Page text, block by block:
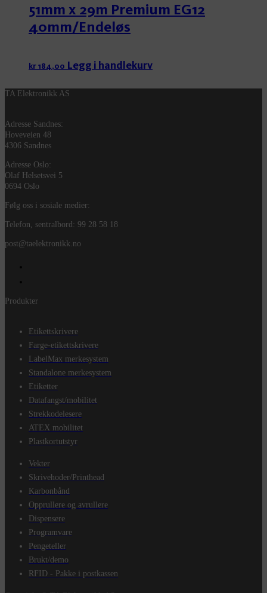
51mm x 29m Premium EG12
40mm/Endeløs
kr184,00 Legg i handlekurv
TA Elektronikk AS
Adresse Sandnes:
Hoveveien 48
4306 Sandnes
Adresse Oslo:
Olaf Helsetsvei 5
0694 Oslo
Følg oss i sosiale medier:
Telefon, sentralbord: 99 28 58 18
post@taelektronikk.no
Produkter
Etikettskrivere
Farge-etikettskrivere
LabelMax merkesystem
Standalone merkesystem
Etiketter
Datafangst/mobilitet
Strekkodelesere
ATEX mobilitet
Plastkortutstyr
Vekter
Skrivehoder/Printhead
Karbonbånd
Opprullere og avrullere
Dispensere
Programvare
Pengeteller
Brukt/demo
RFID - Pakke i postkassen